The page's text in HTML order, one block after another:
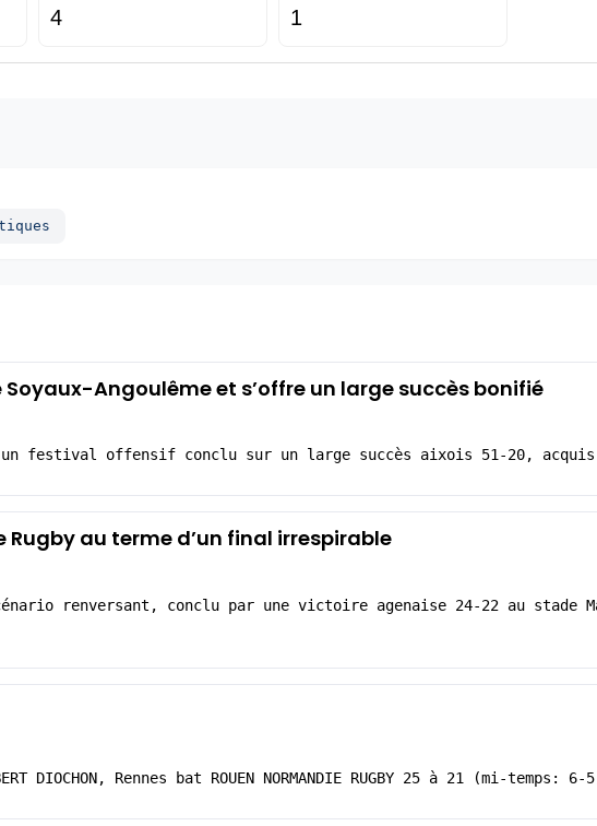
4 1
Soyaux-Angoulême et s’offre un large succès bonifié
un festival offensif conclu sur un large succès aixois 51-20, acquis
Rugby au terme d’un final irrespirable
renversant, conclu par une victoire agenaise 24-22 au stade
DIOCHON, Rennes bat ROUEN NORMANDIE RUGBY 25 à 21 (mi-temps: